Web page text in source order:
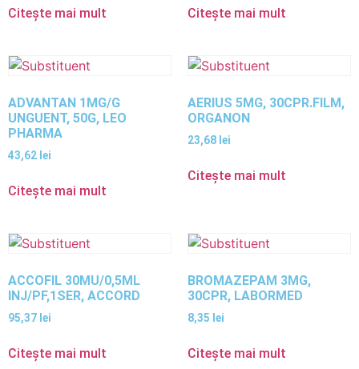
Citește mai mult Citește mai mult
ADVANTAN 1MG/G
UNGUENT, 50G, LEO
PHARMA
43,62 lei
Citește mai mult
AERIUS 5MG, 30CPR.FILM,
ORGANON
23,68 lei
Citește mai mult
ACCOFIL 30MU/0,5ML
INJ/PF,1SER, ACCORD
95,37 lei
Citește mai mult
BROMAZEPAM 3MG,
30CPR, LABORMED
8,35 lei
Citește mai mult